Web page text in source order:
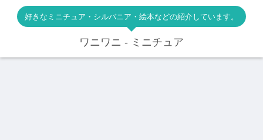
好きなミニチュア・シルバニア・絵本などの紹介しています。
ワニワニ - ミニチュア